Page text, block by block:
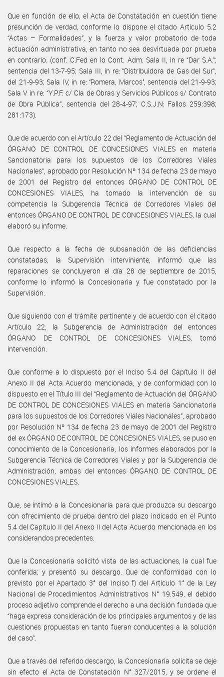
Que en función de ello, el Acta de Constatación en cuestión tiene
presunción de verdad, conforme lo dispone el citado Artículo 5.2
“Actas – Formalidades”, y la fuerza y valor probatorio de toda
actuación administrativa, en tanto no sea desvirtuada por prueba
en contrario. (conf. C.Fed en lo Cont. Adm. Sala II, in re “Dar S.A.”;
sentencia del 13-7-95; Sala III, in re: “Distribuidora de Gas del Sur”,
del 21-9-93; Sala IV, in re: ‘’Romera, Marcos’’, sentencia del 21-9-93;
Sala V in re: “Y.P.F. c/ Cía de Obras y Servicios Públicos s/ Contrato
de Obra Pública”, sentencia del 28-4-97; C.S.J.N: Fallos 259:398;
281:173).
Que de acuerdo con el Artículo 22 del “Reglamento de Actuación del
ÓRGANO DE CONTROL DE CONCESIONES VIALES en materia
Sancionatoria para los supuestos de los Corredores Viales
Nacionales”, aprobado por Resolución Nº 134 de fecha 23 de mayo
de 2001 del Registro del entonces ÓRGANO DE CONTROL DE
CONCESIONES VIALES, ha tomado la intervención de su
competencia la Subgerencia Técnica de Corredores Viales del
entonces ÓRGANO DE CONTROL DE CONCESIONES VIALES, la cual
elaboró su informe.
Que respecto a la fecha de subsanación de las deficiencias
constatadas, la Supervisión interviniente, informó que las
reparaciones se concluyeron el día 28 de septiembre de 2015,
conforme lo informó la Concesionaria y fue constatado por la
Supervisión.
Que siguiendo con el trámite pertinente y de acuerdo con el citado
Artículo 22, la Subgerencia de Administración del entonces
ÓRGANO DE CONTROL DE CONCESIONES VIALES, tomó
intervención.
Que conforme a lo dispuesto por el Inciso 5.4 del Capítulo II del
Anexo II del Acta Acuerdo mencionada, y de conformidad con lo
dispuesto en el Título III del “Reglamento de Actuación del ÓRGANO
DE CONTROL DE CONCESIONES VIALES en materia Sancionatoria
para los supuestos de los Corredores Viales Nacionales”, aprobado
por Resolución Nº 134 de fecha 23 de mayo de 2001 del Registro
del ex ÓRGANO DE CONTROL DE CONCESIONES VIALES, se puso en
conocimiento de la Concesionaria, los informes elaborados por la
Subgerencia Técnica de Corredores Viales y por la Subgerencia de
Administración, ambas del entonces ÓRGANO DE CONTROL DE
CONCESIONES VIALES.
Que, se intimó a la Concesionaria para que produzca su descargo
con ofrecimiento de prueba dentro del plazo indicado en el Punto
5.4 del Capítulo II del Anexo II del Acta Acuerdo mencionada en los
considerandos precedentes.
Que la Concesionaria solicitó vista de las actuaciones, la cual fue
conferida; y presentó su descargo. Que de conformidad con lo
previsto por el Apartado 3° del Inciso f) del Artículo 1° de la Ley
Nacional de Procedimientos Administrativos N° 19.549, el debido
proceso adjetivo comprende el derecho a una decisión fundada que
“haga expresa consideración de los principales argumentos y de las
cuestiones propuestas en tanto fueran conducentes a la solución
del caso”.
Que a través del referido descargo, la Concesionaria solicita se deje
sin efecto el Acta de Constatación N° 327/2015, y se ordene el